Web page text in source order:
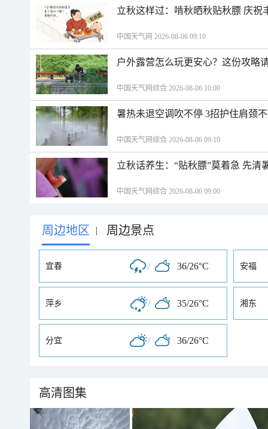
立秋这样过：啃秋晒秋贴秋膘 庆祝
中国天气网 2026-08-06 09:10
户外露营怎么玩更安心？这份攻略
中国天气网综合 2026-08-06 10:00
暑热未退空调吹不停 3招护住肩颈
中国天气网综合 2026-08-06 09:10
立秋话养生：“贴秋膘”莫着急 先清
中国天气网综合 2026-08-06 09:00
周边地区 | 周边景点
宜春 / 36/26°C 安福
萍乡 / 35/26°C 湘东
分宜 / 36/26°C
高清图集